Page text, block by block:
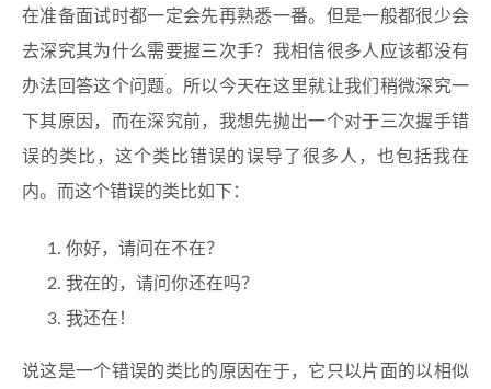
在准备面试时都一定会先再熟悉一番。但是一般都很少会
去深究其为什么需要握三次手？我相信很多人应该都没有
办法回答这个问题。所以今天在这里就让我们稍微深究一
下其原因，而在深究前，我想先抛出一个对于三次握手错
误的类比，这个类比错误的误导了很多人，也包括我在
内。而这个错误的类比如下：
你好，请问在不在？
我在的，请问你还在吗？
我还在！
说这是一个错误的类比的原因在于，它只以片面的以相似